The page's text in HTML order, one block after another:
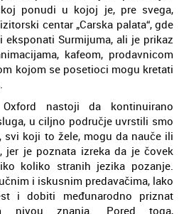
ponudi u kojoj je, pre svega,
centar „Carska palata“, gde
Surmijuma, ali je prikaz
kafeom, prodavnicom
kojom se posetioci mogu kretati
nastoji da kontinuirano
u ciljno područje uvrstili smo
svi koji to žele, mogu da nauče ili
jer je poznata izreka da je čovek
koliko stranih jezika pozanje.
i iskusnim predavačima, lako
i dobiti međunarodno priznat
nivou znanja. Pored toga,